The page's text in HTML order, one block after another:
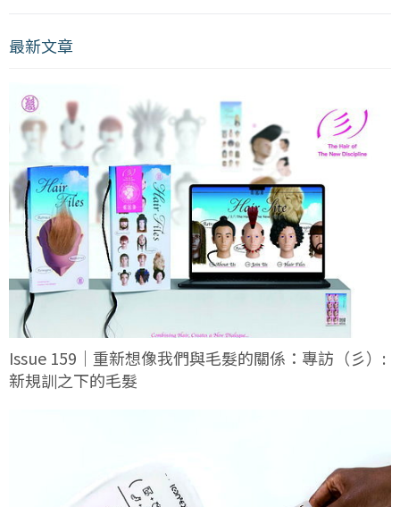
最新文章
Issue 159｜重新想像我們與毛髮的關係：專訪（彡）:
新規訓之下的毛髮